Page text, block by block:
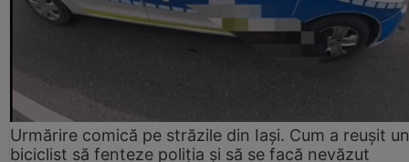
Urmărire comică pe străzile din Iași. Cum a reușit un
biciclist să fenteze poliția și să se facă nevăzut